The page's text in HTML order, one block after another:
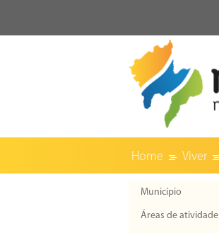
Home Viver
Município
Áreas de atividade